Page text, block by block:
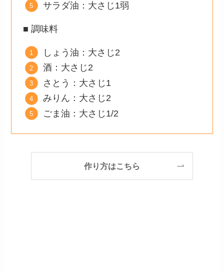
サラダ油：大さじ1弱
■ 調味料
しょう油：大さじ2
酒：大さじ2
さとう：大さじ1
みりん：大さじ2
ごま油：大さじ1/2
作り方はこちら